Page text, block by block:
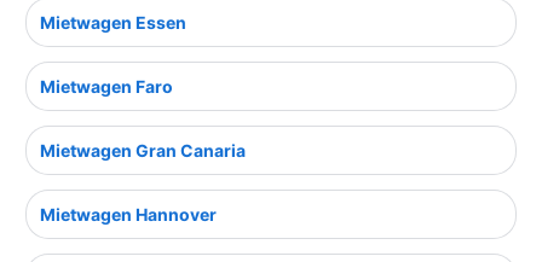
Mietwagen Essen
Mietwagen Faro
Mietwagen Gran Canaria
Mietwagen Hannover